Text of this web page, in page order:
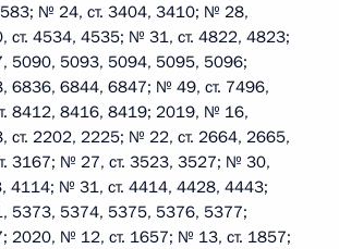
№ 24, ст. 3404, 3410; № 28,
ст. 4534, 4535; № 31, ст. 4822, 4823;
5090, 5093, 5094, 5095, 5096;
6836, 6844, 6847; № 49, ст. 7496,
8412, 8416, 8419; 2019, № 16,
ст. 2202, 2225; № 22, ст. 2664, 2665,
3167; № 27, ст. 3523, 3527; № 30,
4114; № 31, ст. 4414, 4428, 4443;
5373, 5374, 5375, 5376, 5377;
2020, № 12, ст. 1657; № 13, ст. 1857;